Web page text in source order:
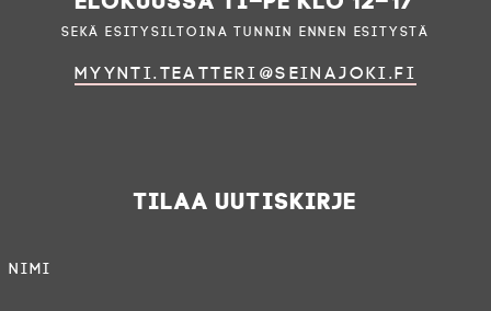
sekä esitysiltoina tunnin ennen esitystä
myynti.teatteri@seinajoki.fi
Tilaa uutiskirje
Nimi